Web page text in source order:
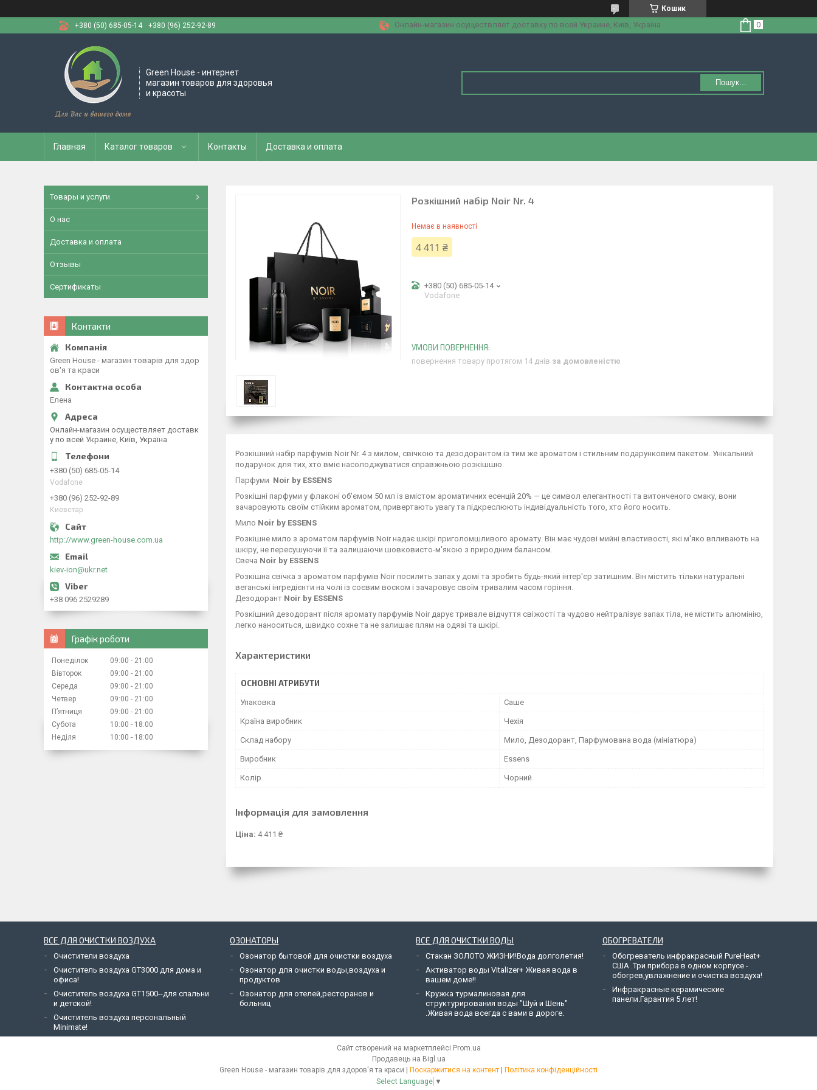
Кошик
+380 (50) 685-05-14
+380 (96) 252-92-89 Онлайн-магазин осуществляет доставку по всей Украине, Київ, Україна
Green House - интернет
магазин товаров для здоровья
и красоты
Пошук...
Главная Каталог товаров Контакты Доставка и оплата
Розкішний набір Noir Nr. 4
Немає в наявності
4 411 ₴
+380 (50) 685-05-14
Vodafone
повернення товару протягом 14 днів за домовленістю
Розкішний набір парфумів Noir Nr. 4 з милом, свічкою та дезодорантом із тим же ароматом і стильним подарунковим пакетом. Унікальний
подарунок для тих, хто вміє насолоджуватися справжньою розкішшю.
Парфуми Noir by ESSENS
Розкішні парфуми у флаконі об'ємом 50 мл із вмістом ароматичних есенцій 20% — це символ елегантності та витонченого смаку, вони
зачаровують своїм стійким ароматом, привертають увагу та підкреслюють індивідуальність того, хто його носить.
Мило Noir by ESSENS
Розкішне мило з ароматом парфумів Noir надає шкірі приголомшливого аромату. Він має чудові мийні властивості, які м'яко впливають на
шкіру, не пересушуючи її та залишаючи шовковисто-м'якою з природним балансом.
Свеча Noir by ESSENS
Розкішна свічка з ароматом парфумів Noir посилить запах у домі та зробить будь-який інтер'єр затишним. Він містить тільки натуральні
веганські інгредієнти на чолі із соєвим воском і зачаровує своїм тривалим часом горіння.
Дезодорант Noir by ESSENS
Розкішний дезодорант після аромату парфумів Noir дарує тривале відчуття свіжості та чудово нейтралізує запах тіла, не містить алюмінію,
легко наноситься, швидко сохне та не залишає плям на одязі та шкірі.
Характеристики
ОСНОВНІ АТРИБУТИ
Упаковка Саше
Країна виробник Чехія
Склад набору Мило, Дезодорант, Парфумована вода (мініатюра)
Виробник Essens
Колір Чорний
Інформація для замовлення
Ціна: 4 411 ₴
Товары и услуги
О нас
Доставка и оплата
Отзывы
Сертификаты
Контакти
Green House - магазин товарів для здор
ов'я та краси
Елена
Онлайн-магазин осуществляет доставк
у по всей Украине, Київ, Україна
+380 (50) 685-05-14
Vodafone
+380 (96) 252-92-89
Киевстар
http://www.green-house.com.ua
kiev-ion@ukr.net
+38 096 2529289
Графік роботи
Понеділок 09:00
21:00
Вівторок
09:00
21:00
Середа
09:00
21:00
Четвер
09:00
21:00
Пʼятниця
09:00
21:00
Субота
10:00
18:00
Неділя
10:00 18:00
ВСЕ ДЛЯ ОЧИСТКИ ВОЗДУХА
Очистители воздуха
Очиститель воздуха GT3000 для дома и
офиса!
Очиститель воздуха GT1500--для спальни
и детской!
Очиститель воздуха персональный
Minimate!
ОЗОНАТОРЫ
Озонатор бытовой для очистки воздуха
Озонатор для очистки воды,воздуха и
продуктов
Озонатор для отелей,ресторанов и
больниц
ВСЕ ДЛЯ ОЧИСТКИ ВОДЫ
Стакан ЗОЛОТО ЖИЗНИ!Вода долголетия!
Активатор воды Vitalizer+ Живая вода в
вашем доме!!
Кружка турмалиновая для
структурирования воды "Шуй и Шень"
.Живая вода всегда с вами в дороге.
ОБОГРЕВАТЕЛИ
Обогреватель инфракрасный PureHeat+
США .Три прибора в одном корпусе -
обогрев,увлажнение и очистка воздуха!
Инфракрасные керамические
панели.Гарантия 5 лет!
Сайт створений на маркетплейсі Prom.ua
Продавець на Bigl.ua
Поскаржитися на контент
Політика конфіденційності
Select Language ▼